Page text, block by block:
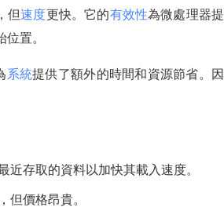
但速度更快。它的有效性為微處理器提
置。
系統提供了額外的時間和資源節省。因
存取的資料以加快其載入速度。
但價格昂貴。